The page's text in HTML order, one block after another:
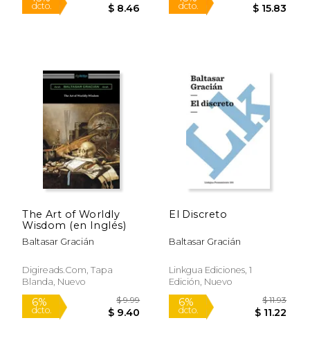
$ 11.82
The Art of Worldly
Wisdom (en Inglés)
Baltasar Gracián
Digireads.com, Tapa
Blanda, Nuevo
El Discreto
Baltasar Gracián
Linkgua Ediciones, 1
Edición, Nuevo